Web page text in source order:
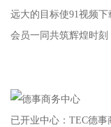
远大的目标使91视频下
会员一同共筑辉煌时刻
已开业中心：TEC德